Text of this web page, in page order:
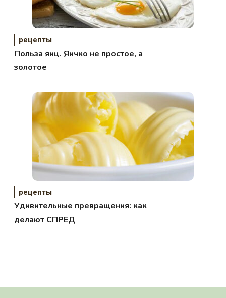
рецепты
Польза яиц. Яичко не простое, а
золотое
рецепты
Удивительные превращения: как
делают СПРЕД